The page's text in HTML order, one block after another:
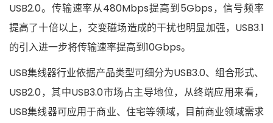
USB2.0。传输速率从480Mbps提高到5Gbps，信号频率
提高了十倍以上，交变磁场造成的干扰也明显加强，USB3.1
的引入进一步将传输速率提高到10Gbps。
USB集线器行业依据产品类型可细分为USB3.0、组合形式、
USB2.0，其中USB3.0市场占主导地位，从终端应用来看，
USB集线器可应用于商业、住宅等领域，目前商业领域需求